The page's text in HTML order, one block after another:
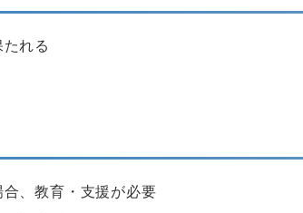
れる
、教育・支援が必要